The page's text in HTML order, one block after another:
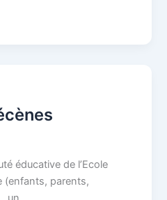
éducative de l’Ecole
(enfants, parents,